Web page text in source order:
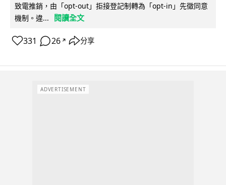
致電推銷，由「opt-out」拒接登記制轉為「opt-in」先徵同意
機制。違...
閱讀全文
331 26 ↗ 分享
ADVERTISEMENT